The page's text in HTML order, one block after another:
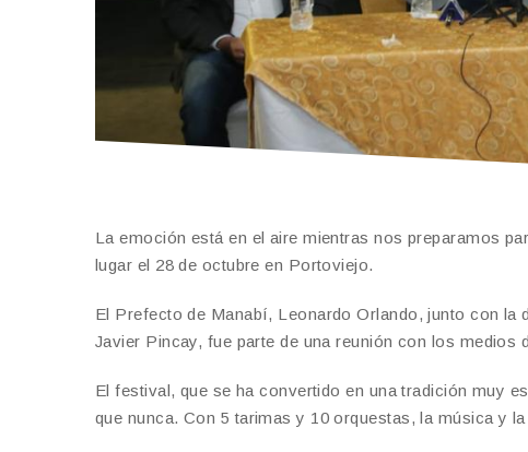
La emoción está en el aire mientras nos preparamos
lugar el 28 de octubre en Portoviejo.
El Prefecto de Manabí, Leonardo Orlando, junto con la
Javier Pincay, fue parte de una reunión con los medios
El festival, que se ha convertido en una tradición muy
que nunca. Con 5 tarimas y 10 orquestas, la música y